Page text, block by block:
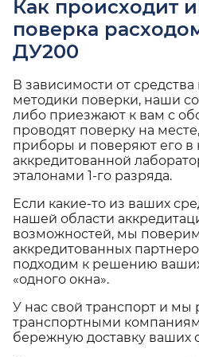
Как происходит
поверка
ДУ200
В зависимости от
методики поверки, наши
либо приезжают к вам с
проводят поверку на
приборы и поверяют его в
аккредитованной
эталонами 1-го разряда.
Если какие-то из ваших
нашей области
возможностей, мы
аккредитованных
подходим к решению
«одного окна».
У нас свой транспорт и
транспортными
бережную доставку ваших